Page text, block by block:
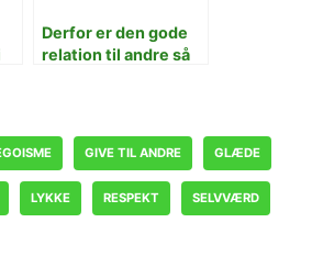
Derfor er den gode
relation til andre så
GIVE TIL ANDRE GLÆDE
LYKKE RESPEKT SELVVÆRD